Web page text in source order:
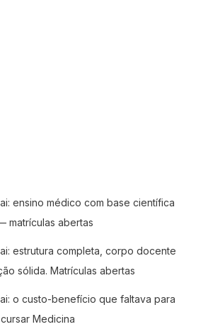
ensino médico com base científica
matrículas abertas
estrutura completa, corpo docente
sólida. Matrículas abertas
o custo-benefício que faltava para
Medicina